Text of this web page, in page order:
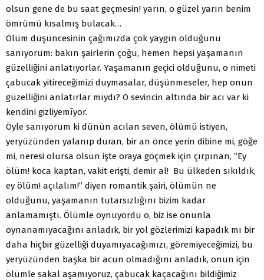
olsun gene de bu saat geçmesin! yarın, o güzel yarın benim
ömrümü kısalmış bulacak…
Ölüm düşüncesinin çağımızda çok yaygın olduğunu
sanıyorum: bakın şairlerin çoğu, hemen hepsi yaşamanın
güzelliğini anlatıyorlar. Yaşamanın geçici olduğunu, o nimeti
çabucak yitireceğimizi duymasalar, düşünmeseler, hep onun
güzelliğini anlatırlar mıydı? O sevincin altında bir acı var ki
kendini gizliyemîyor.
Öyle sanıyorum ki dünün acılan seven, ölümü istiyen,
yeryüzünden yalanıp duran, bir an önce yerin dibine mi, göğe
mi, neresi olursa olsun işte oraya göçmek için çırpınan, “Ey
ölüm! koca kaptan, vakit erişti, demir al! Bu ülkeden sıkıldık,
ey ölüm! açılalım!” diyen romantik şairi, ölümün ne
olduğunu, yaşamanın tutarsızlığını bizim kadar
anlamamıştı. Ölümle oynuyordu o, biz ise onunla
oynanamıyacağını anladık, bir yol gözlerimizi kapadık mı bir
daha hiçbir güzelliği duyamıyacağımızı, göremiyeceğimizi, bu
yeryüzünden başka bir acun olmadığını anladık, onun için
ölümle sakal aşamıyoruz, çabucak kaçacağını bildiğimiz